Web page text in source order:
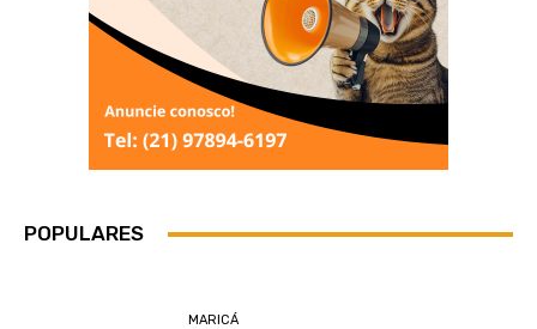
POPULARES
MARICÁ